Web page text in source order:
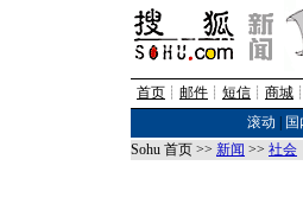
首页 ┊ 邮件 ┊ 短信 ┊ 商城 ┊
滚动
国
Sohu 首页 >> 新闻 >> 社会